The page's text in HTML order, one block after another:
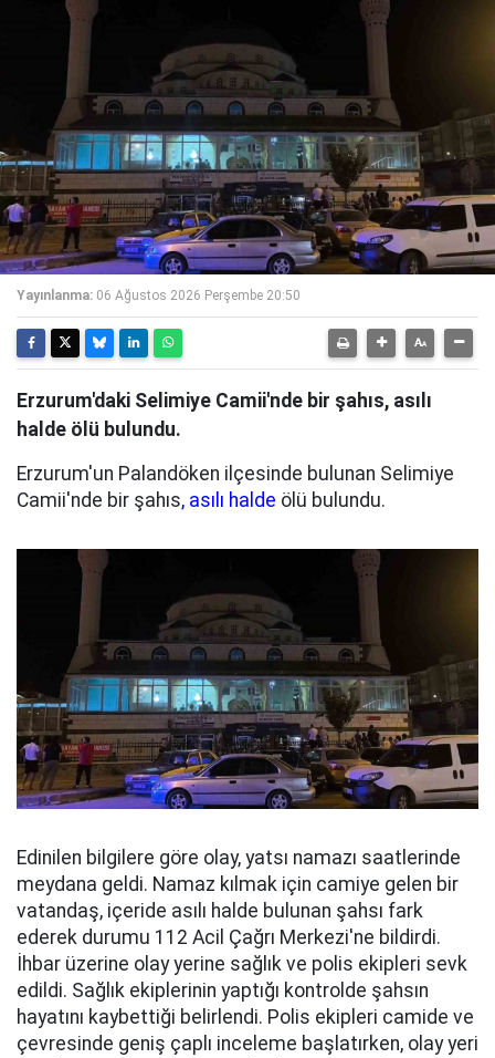
Yayınlanma: 06 Ağustos 2026 Perşembe 20:50
Erzurum'daki Selimiye Camii'nde bir şahıs, asılı
halde ölü bulundu.
Erzurum'un Palandöken ilçesinde bulunan Selimiye
Camii'nde bir şahıs, asılı halde ölü bulundu.
Edinilen bilgilere göre olay, yatsı namazı saatlerinde
meydana geldi. Namaz kılmak için camiye gelen bir
vatandaş, içeride asılı halde bulunan şahsı fark
ederek durumu 112 Acil Çağrı Merkezi'ne bildirdi.
İhbar üzerine olay yerine sağlık ve polis ekipleri sevk
edildi. Sağlık ekiplerinin yaptığı kontrolde şahsın
hayatını kaybettiği belirlendi. Polis ekipleri camide ve
çevresinde geniş çaplı inceleme başlatırken, olay yeri